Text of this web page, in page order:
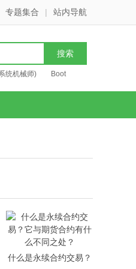
专题集合 | 站内导航
统机械师) Boot
什么是永续合约交易？